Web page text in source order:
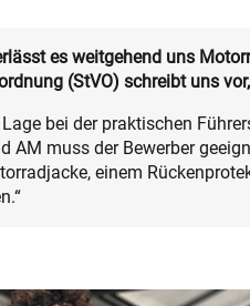
es weitgehend uns
(StVO) schreibt uns
bei der praktischen
AM muss der Bewerber
einem